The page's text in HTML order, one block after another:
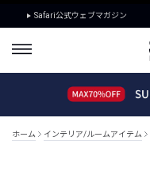
Safari公式ウェブマガジン
ホーム インテリア/ルームアイテム